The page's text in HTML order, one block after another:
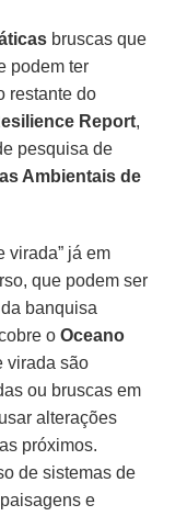
bruscas que
podem ter
restante do
Report,
pesquisa de
Ambientais de
virada” já em
que podem ser
banquisa
o Oceano
virada são
ou bruscas em
alterações
próximos.
de sistemas de
e